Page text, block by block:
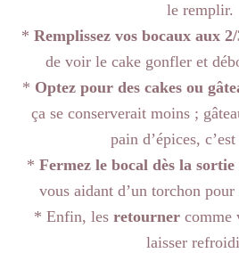
le remplir.
* Remplissez vos bocaux aux
de voir le cake gonfler et
* Optez pour des cakes ou
ça se conserverait moins ;
pain d’épices,
* Fermez le bocal dès la
vous aidant d’un torchon
* Enfin, les retourner comme
laisser